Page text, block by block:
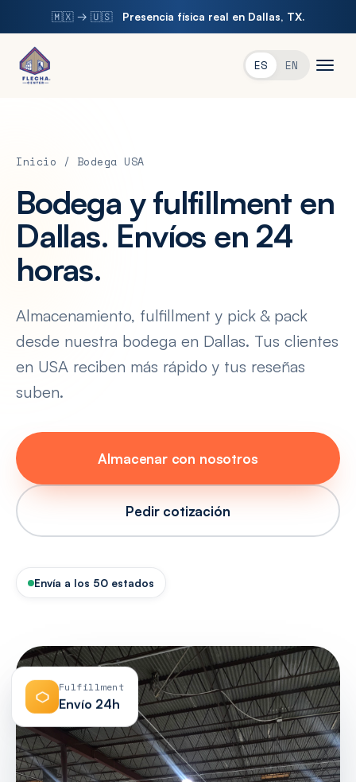
🇲🇽 → 🇺🇸 Presencia física real en Dallas, TX.
ES EN
Inicio / Bodega USA
Bodega y fulfillment en
Dallas. Envíos en 24
horas.
Almacenamiento, fulfillment y pick & pack
desde nuestra bodega en Dallas. Tus clientes
en USA reciben más rápido y tus reseñas
suben.
Almacenar con nosotros
Pedir cotización
Envía a los 50 estados
Fulfillment
Envío 24h